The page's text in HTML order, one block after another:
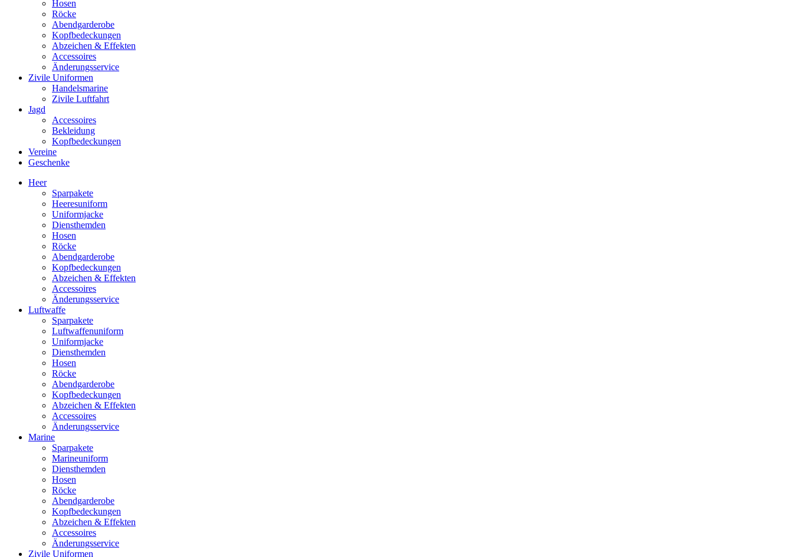
Hosen
Röcke
Abendgarderobe
Kopfbedeckungen
Abzeichen & Effekten
Accessoires
Änderungsservice
Zivile Uniformen
Handelsmarine
Zivile Luftfahrt
Jagd
Accessoires
Bekleidung
Kopfbedeckungen
Vereine
Geschenke
Heer
Sparpakete
Heeresuniform
Uniformjacke
Diensthemden
Hosen
Röcke
Abendgarderobe
Kopfbedeckungen
Abzeichen & Effekten
Accessoires
Änderungsservice
Luftwaffe
Sparpakete
Luftwaffenuniform
Uniformjacke
Diensthemden
Hosen
Röcke
Abendgarderobe
Kopfbedeckungen
Abzeichen & Effekten
Accessoires
Änderungsservice
Marine
Sparpakete
Marineuniform
Diensthemden
Hosen
Röcke
Abendgarderobe
Kopfbedeckungen
Abzeichen & Effekten
Accessoires
Änderungsservice
Zivile Uniformen